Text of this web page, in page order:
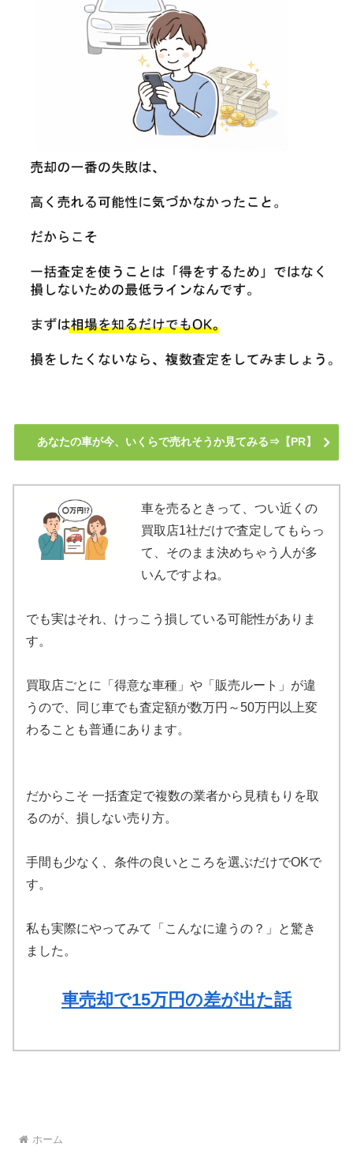
あなたの車が今、いくらで売れそうか見てみる⇒【PR】
車を売るときって、つい近くの
買取店1社だけで査定してもらっ
て、そのまま決めちゃう人が多
いんですよね。
でも実はそれ、けっこう損している可能性がありま
す。
買取店ごとに「得意な車種」や「販売ルート」が違
うので、同じ車でも査定額が数万円～50万円以上変
わることも普通にあります。
だからこそ 一括査定で複数の業者から見積もりを取
るのが、損しない売り方。
手間も少なく、条件の良いところを選ぶだけでOKで
す。
私も実際にやってみて「こんなに違うの？」と驚き
ました。
車売却で15万円の差が出た話
ホーム